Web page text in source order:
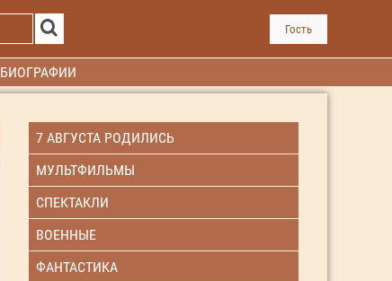
Гость
БИОГРАФИИ
7 АВГУСТА РОДИЛИСЬ
МУЛЬТФИЛЬМЫ
СПЕКТАКЛИ
ВОЕННЫЕ
ФАНТАСТИКА